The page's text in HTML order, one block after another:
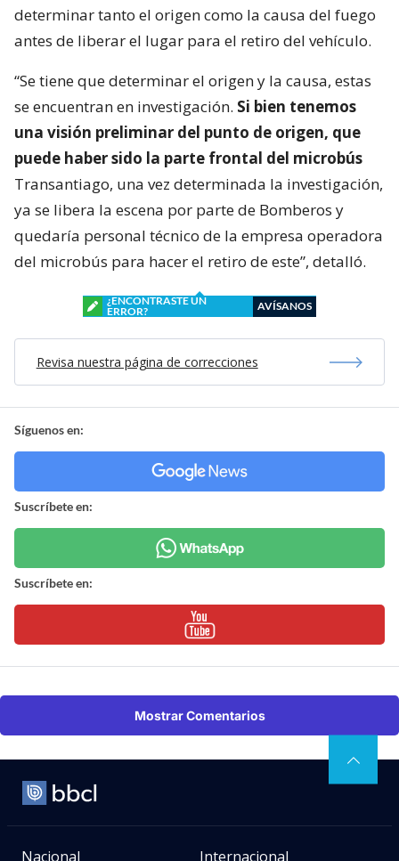
determinar tanto el origen como la causa del fuego
antes de liberar el lugar para el retiro del vehículo.
“Se tiene que determinar el origen y la causa, estas
se encuentran en investigación. Si bien tenemos
una visión preliminar del punto de origen, que
puede haber sido la parte frontal del microbús
Transantiago, una vez determinada la investigación,
ya se libera la escena por parte de Bomberos y
quedaría personal técnico de la empresa operadora
del microbús para hacer el retiro de este”, detalló.
¿ENCONTRASTE UN
ERROR?
AVÍSANOS
Revisa nuestra página de correcciones
Síguenos en:
Suscríbete en:
Suscríbete en:
Mostrar Comentarios
Nacional Internacional